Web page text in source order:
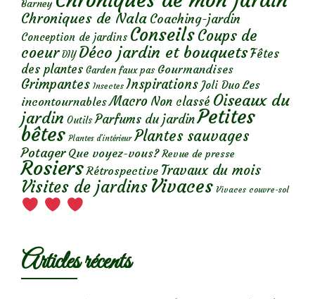
Barney
Chroniques de Nala Coaching-jardin
Conception de jardins ConseilsCoups de
coeur DIY Déco jardin et bouquetsFêtes
des plantes Garden faux pas Gourmandises
Grimpantes Insectes Inspirations Joli Duo Les
incontournables Macro Non classé Oiseaux du
jardin Outils Parfums du jardinPetites
bêtes Plantes d’intérieur Plantes sauvages
Potager Que voyez-vous? Revue de presse
Rosiers Rétrospective Travaux du mois
Visites de jardins Vivaces Vivaces couvre-sol
Articles récents